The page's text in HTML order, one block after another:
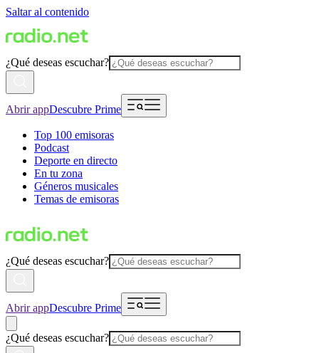
Saltar al contenido
¿Qué deseas escuchar?
Abrir appDescubre Prime
Top 100 emisoras
Podcast
Deporte en directo
En tu zona
Géneros musicales
Temas de emisoras
¿Qué deseas escuchar?
Abrir appDescubre Prime
¿Qué deseas escuchar?